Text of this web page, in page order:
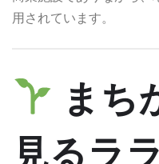
用されています。
まち